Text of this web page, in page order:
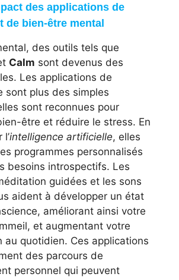
des applications de
de bien-être mental
des outils tels que
Calm sont devenus des
Les applications de
sont plus des simples
sont reconnues pour
être et réduire le stress. En
intelligence artificielle, elles
programmes personnalisés
besoins introspectifs. Les
guidées et les sons
aident à développer un état
améliorant ainsi votre
et augmentant votre
au quotidien. Ces applications
des parcours de
personnel qui peuvent